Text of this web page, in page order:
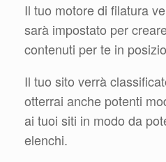
Il tuo motore di filatura
sarà impostato per
contenuti per te in
Il tuo sito verrà
otterrai anche potenti
ai tuoi siti in modo da
elenchi.